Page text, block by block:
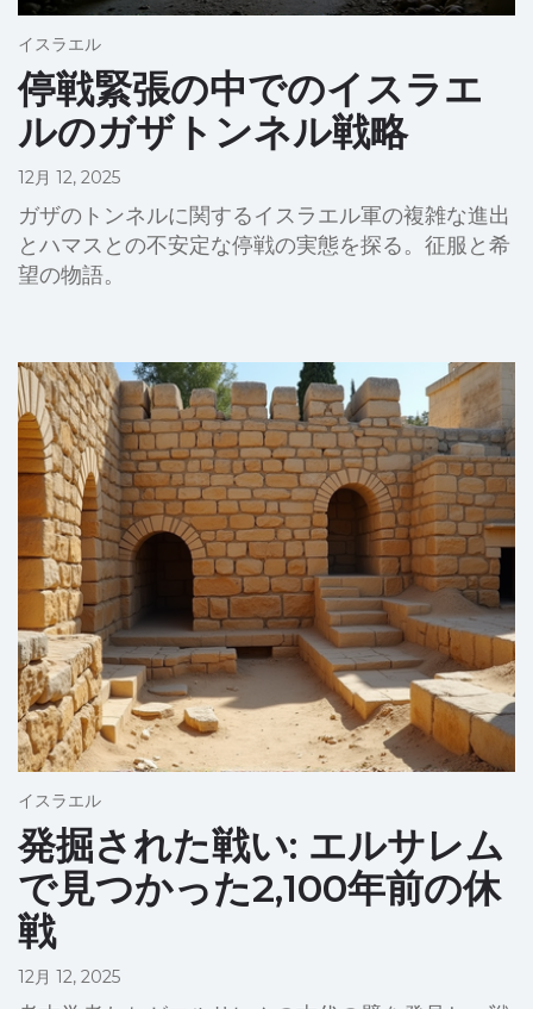
イスラエル
停戦緊張の中でのイスラエ
ルのガザトンネル戦略
12月 12, 2025
ガザのトンネルに関するイスラエル軍の複雑な進出
とハマスとの不安定な停戦の実態を探る。征服と希
望の物語。
イスラエル
発掘された戦い: エルサレム
で見つかった2,100年前の休
戦
12月 12, 2025